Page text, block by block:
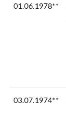
01.06.1978**
03.07.1974**